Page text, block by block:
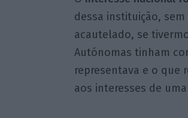
dessa instituição,
acautelado, se
Autónomas tinham
representava e o que
aos interesses de